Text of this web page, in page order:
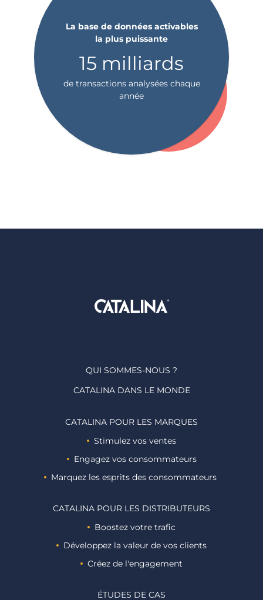
La base de données activables
la plus puissante
15 milliards
de transactions analysées chaque
année
QUI SOMMES-NOUS ?
CATALINA DANS LE MONDE
CATALINA POUR LES MARQUES
Stimulez vos ventes
Engagez vos consommateurs
Marquez les esprits des consommateurs ​
CATALINA POUR LES DISTRIBUTEURS
Boostez votre trafic
Développez la valeur de vos clients
Créez de l'engagement
ÉTUDES DE CAS